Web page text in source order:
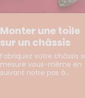
Monter une toile
sur un châssis
Fabriquez votre châssis
mesure vous-même en
suivant notre pas à...